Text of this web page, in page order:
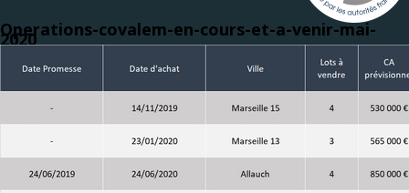
Operations-covalem-en-cours-et-a-venir-mai-
2020